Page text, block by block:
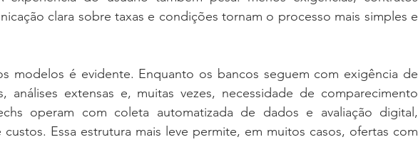
clara sobre taxas e condições tornam o processo mais simples e
modelos é evidente. Enquanto os bancos seguem com exigência de
análises extensas e, muitas vezes, necessidade de comparecimento
operam com coleta automatizada de dados e avaliação digital,
Essa estrutura mais leve permite, em muitos casos, ofertas com